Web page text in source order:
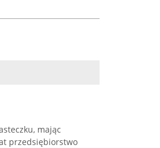
mając
przedsiębiorstwo